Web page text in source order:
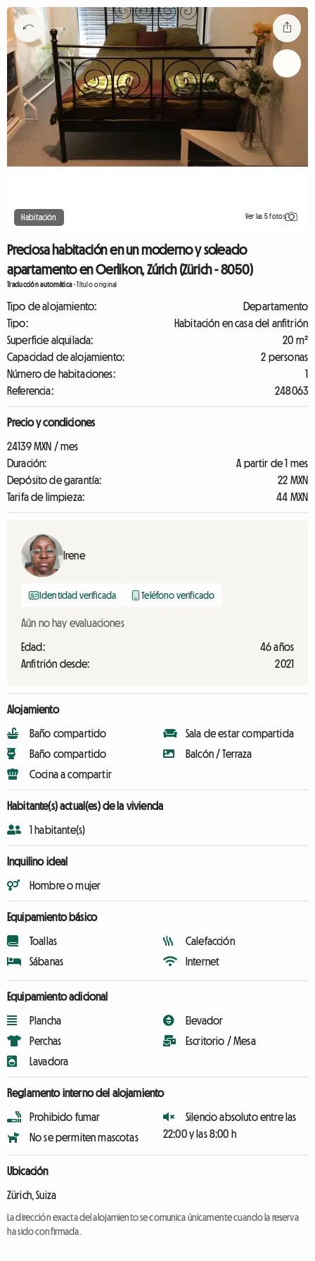
Habitación Ver las 5 fotos
Preciosa habitación en un moderno y soleado
apartamento en Oerlikon, Zúrich (Zürich - 8050)
Traducción automática-Título original
Tipo de alojamiento:
Departamento
Tipo:
Habitación en casa del anfitrión
Superficie alquilada:
20 m²
Capacidad de alojamiento:
2 personas
Número de habitaciones:
1
Referencia:
248063
Precio y condiciones
24139 MXN / mes
Duración:
A partir de 1 mes
Depósito de garantía:
22 MXN
Tarifa de limpieza:
44 MXN
Irene
Identidad verificada Teléfono verificado
Aún no hay evaluaciones
Edad:
46 años
Anfitrión desde:
2021
Alojamiento
Baño compartido
Baño compartido
Cocina a compartir
Sala de estar compartida
Balcón / Terraza
Habitante(s) actual(es) de la vivienda
1 habitante(s)
Inquilino ideal
Hombre o mujer
Equipamiento básico
Toallas
Sábanas
Calefacción
Internet
Equipamiento adicional
Plancha
Perchas
Lavadora
Elevador
Escritorio / Mesa
Reglamento interno del alojamiento
Prohibido fumar
No se permiten mascotas
Silencio absoluto entre las
22:00 y las 8:00 h
Ubicación
Zürich, Suiza
La dirección exacta del alojamiento se comunica únicamente cuando la reserva
ha sido confirmada.